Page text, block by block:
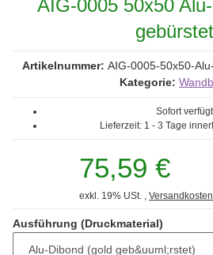
AIG-0005 50x50
Artikelnummer: AIG-0005-50x50-
Kategorie:
Sofort
Lieferzeit: 1 - 3 Tage
75,59 €
exkl. 19% USt. ,
Ausführung (Druckmaterial)